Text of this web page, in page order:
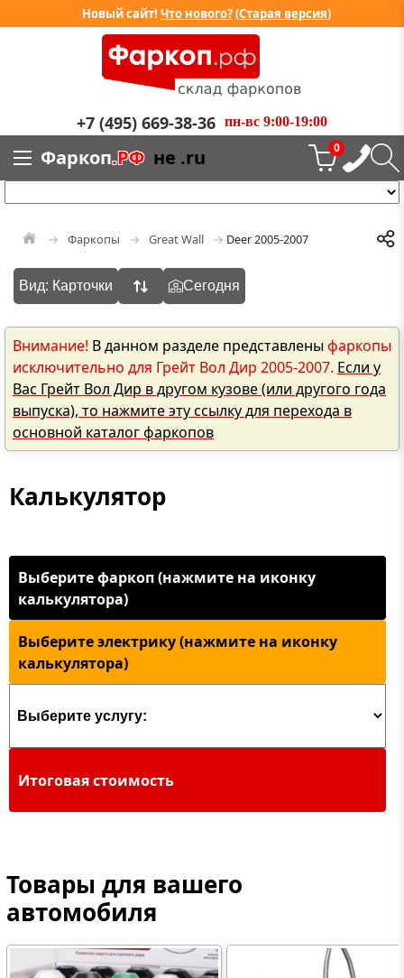
Новый сайт! Что нового?(Старая версия)
+7 (495) 669-38-36 пн-вс 9:00-19:00
Фаркоп.РФ не .ru 0
Фаркопы Great Wall Deer 2005-2007
Вид: Карточки Сегодня
Внимание! В данном разделе представлены фаркопы
исключительно для Грейт Вол Дир 2005-2007. Если у
Вас Грейт Вол Дир в другом кузове (или другого года
выпуска), то нажмите эту ссылку для перехода в
основной каталог фаркопов
Калькулятор
Выберите фаркоп (нажмите на иконку
калькулятора)
Выберите электрику (нажмите на иконку
калькулятора)
Итоговая стоимость
Товары для вашего
автомобиля